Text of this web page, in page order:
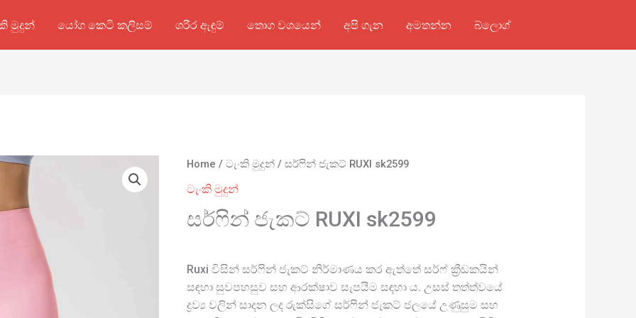
මුදුන් යෝග කෙටි කලිසම් ශරීර ඇඳුම් තොග වශයෙන් අපි ගැන අමතන්න බ්ලොග්
Home /ටැංකි මුදුන් / සර්ෆින් ජැකට් RUXI sk2599
ටැංකි මුදුන්
සර්ෆින් ජැකට් RUXI sk2599
Ruxi විසින් සර්ෆින් ජැකට් නිර්මාණය කර ඇත්තේ සර්ෆ් ක්‍රීඩකයින්
සඳහා සුවපහසුව සහ ආරක්ෂාව සැපයීම සඳහා ය. උසස් තත්ත්වයේ
ද්‍රව්‍ය වලින් සාදන ලද රුක්සිගේ සර්ෆින් ජැකට් ජලයේ උණුසුම සහ